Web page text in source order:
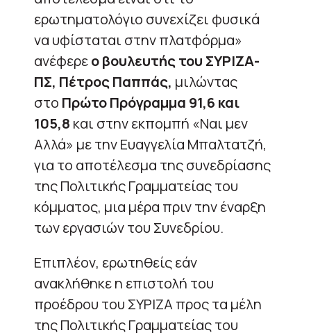
ερωτηματολόγιο συνεχίζει φυσικά
να υφίσταται στην πλατφόρμα»
ανέφερεο βουλευτής του ΣΥΡΙΖΑ-
ΠΣ, Πέτρος Παππάς, μιλώντας
στο Πρώτο Πρόγραμμα 91,6 και
105,8 και στην εκπομπή «Ναι μεν
Αλλά» με την Ευαγγελία Μπαλτατζή,
για το αποτέλεσμα της συνεδρίασης
της Πολιτικής Γραμματείας του
κόμματος, μια μέρα πριν την έναρξη
των εργασιών του Συνεδρίου.
Επιπλέον, ερωτηθείς εάν
ανακλήθηκε η επιστολή του
προέδρου του ΣΥΡΙΖΑ προς τα μέλη
της Πολιτικής Γραμματείας του